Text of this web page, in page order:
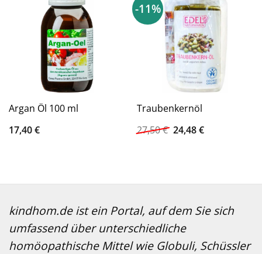
Argan Öl 100 ml
17,40€
-11%
Traubenkernöl
27,50€ Ursprünglicher
Preis
24,48€Aktueller
kindhom.de ist ein Portal, auf dem Sie sich
umfassend über unterschiedliche
homöopathische Mittel wie Globuli, Schüssler